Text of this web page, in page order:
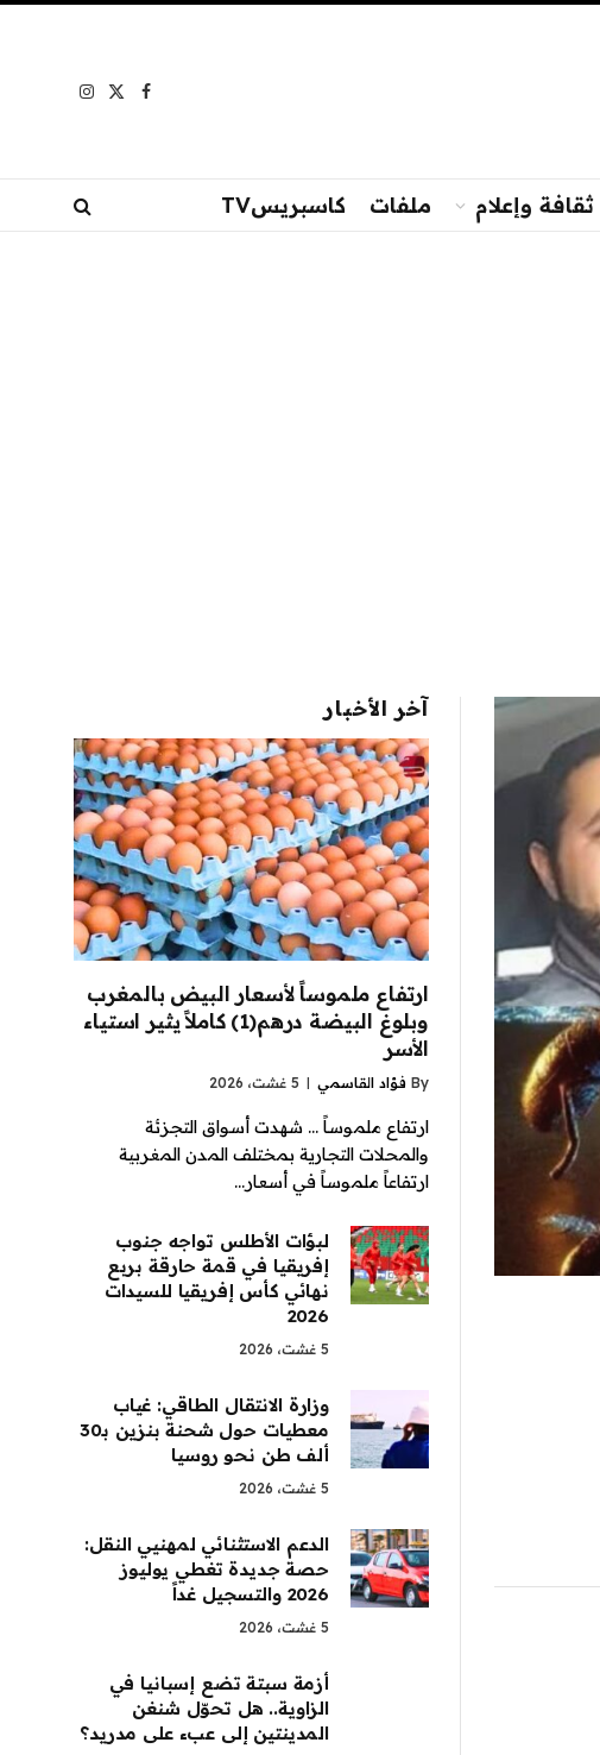
Facebook
X
Instagram
ثقافة وإعلام ملفات كاسبريسTV
آخر الأخبار
ارتفاع ملموساً لأسعار البيض بالمغرب
وبلوغ البيضة درهم(1) كاملاً يثير استياء
الأسر
By فؤاد القاسمي 5 غشت، 2026
ارتفاع ملموساً … شهدت أسواق التجزئة
والمحلات التجارية بمختلف المدن المغربية
ارتفاعاً ملموساً في أسعار…
لبؤات الأطلس تواجه جنوب
إفريقيا في قمة حارقة بربع
نهائي كأس إفريقيا للسيدات
2026
5 غشت، 2026
وزارة الانتقال الطاقي: غياب
معطيات حول شحنة بنزين بـ30
ألف طن نحو روسيا
5 غشت، 2026
الدعم الاستثنائي لمهنيي النقل:
حصة جديدة تغطي يوليوز
2026 والتسجيل غداً
5 غشت، 2026
أزمة سبتة تضع إسبانيا في
الزاوية.. هل تحوّل شنغن
المدينتين إلى عبء على مدريد؟